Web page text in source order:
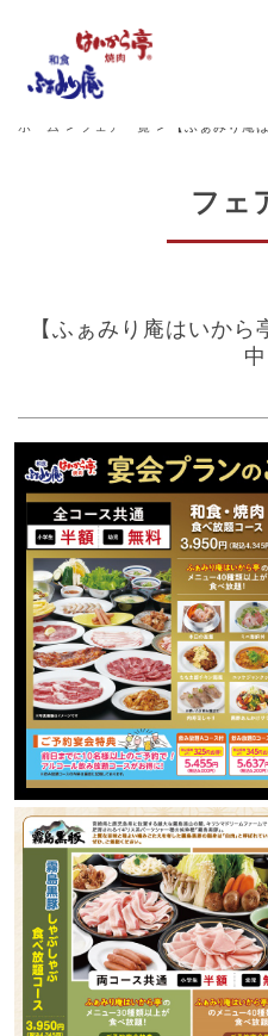
ホーム > フェア一覧 > 【ふぁみり庵
フェ
【ふぁみり庵はいか
中